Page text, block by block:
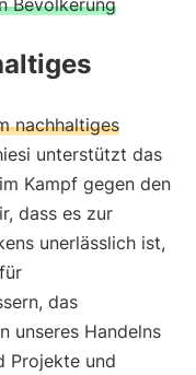
Bevölkerung
nachhaltiges
unterstützt das
Kampf gegen den
dass es zur
unerlässlich ist,
das
unseres Handelns
Projekte und